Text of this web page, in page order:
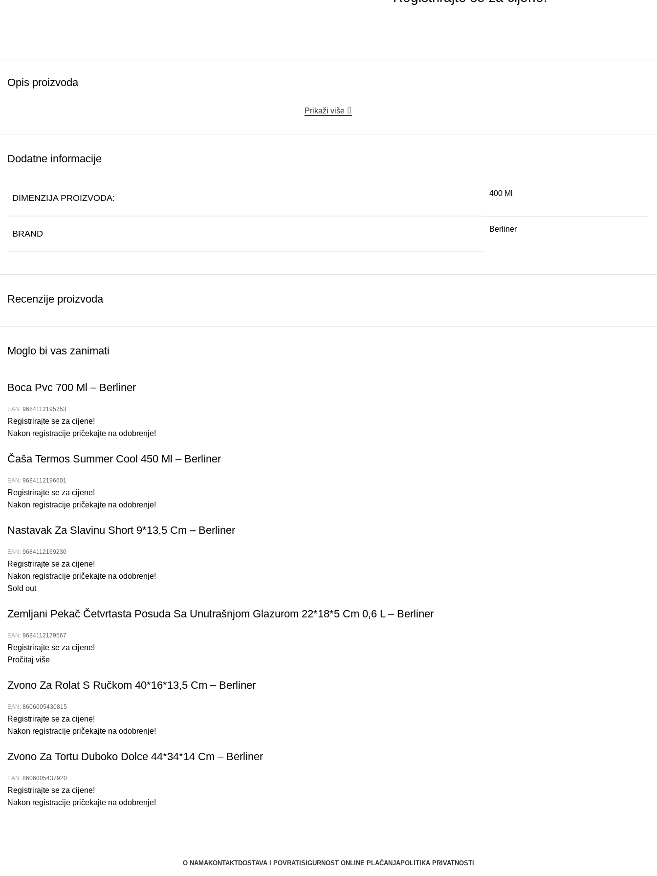
Opis proizvoda
Prikaži više
Dodatne informacije
DIMENZIJA PROIZVODA: 400 Ml
BRAND Berliner
Recenzije proizvoda
Moglo bi vas zanimati
Boca Pvc 700 Ml – Berliner
EAN: 9684112195253
Registrirajte se za cijene!
Nakon registracije pričekajte na odobrenje!
Čaša Termos Summer Cool 450 Ml – Berliner
EAN: 9684112196601
Registrirajte se za cijene!
Nakon registracije pričekajte na odobrenje!
Nastavak Za Slavinu Short 9*13,5 Cm – Berliner
EAN: 9684112169230
Registrirajte se za cijene!
Nakon registracije pričekajte na odobrenje!
Sold out
Zemljani Pekač Četvrtasta Posuda Sa Unutrašnjom Glazurom 22*18*5 Cm 0,6 L – Berliner
EAN: 9684112179567
Registrirajte se za cijene!
Pročitaj više
Zvono Za Rolat S Ručkom 40*16*13,5 Cm – Berliner
EAN: 8606005430815
Registrirajte se za cijene!
Nakon registracije pričekajte na odobrenje!
Zvono Za Tortu Duboko Dolce 44*34*14 Cm – Berliner
EAN: 8606005437920
Registrirajte se za cijene!
Nakon registracije pričekajte na odobrenje!
O NAMAKONTAKTDOSTAVA I POVRATISIGURNOST ONLINE PLAĆANJAPOLITIKA PRIVATNOSTI